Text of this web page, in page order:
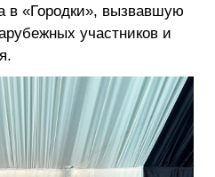
в «Городки», вызвавшую
участников и